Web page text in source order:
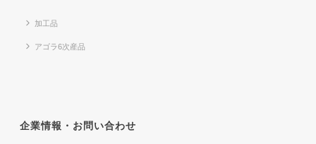
加工品
アゴラ6次産品
企業情報・お問い合わせ